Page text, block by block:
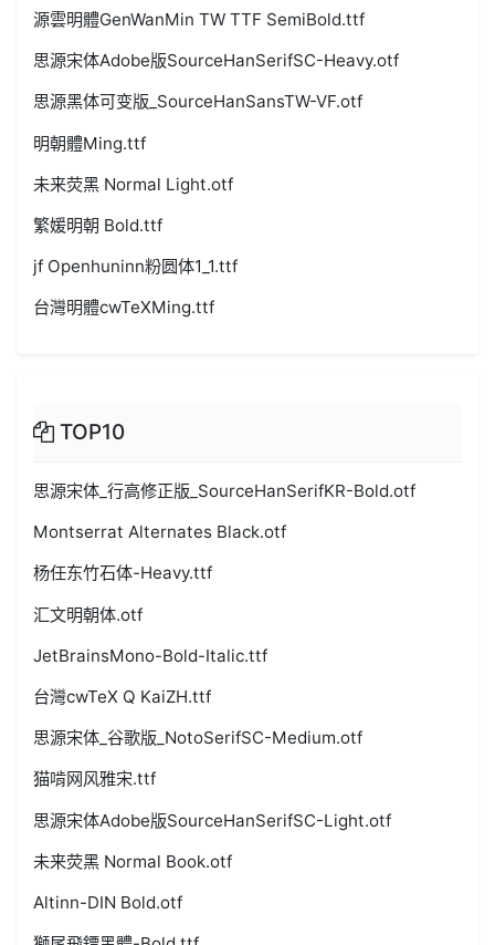
源雲明體GenWanMin TW TTF SemiBold.ttf
思源宋体Adobe版SourceHanSerifSC-Heavy.otf
思源黑体可变版_SourceHanSansTW-VF.otf
明朝體Ming.ttf
未来荧黑 Normal Light.otf
繁媛明朝 Bold.ttf
jf Openhuninn粉圆体1_1.ttf
台灣明體cwTeXMing.ttf
TOP10
思源宋体_行高修正版_SourceHanSerifKR-Bold.otf
Montserrat Alternates Black.otf
杨任东竹石体-Heavy.ttf
汇文明朝体.otf
JetBrainsMono-Bold-Italic.ttf
台灣cwTeX Q KaiZH.ttf
思源宋体_谷歌版_NotoSerifSC-Medium.otf
猫啃网风雅宋.ttf
思源宋体Adobe版SourceHanSerifSC-Light.otf
未来荧黑 Normal Book.otf
Altinn-DIN Bold.otf